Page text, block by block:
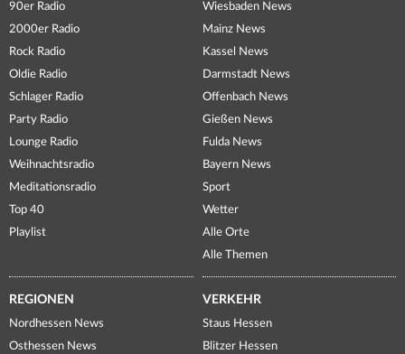
90er Radio
2000er Radio
Rock Radio
Oldie Radio
Schlager Radio
Party Radio
Lounge Radio
Weihnachtsradio
Meditationsradio
Top 40
Playlist
Wiesbaden News
Mainz News
Kassel News
Darmstadt News
Offenbach News
Gießen News
Fulda News
Bayern News
Sport
Wetter
Alle Orte
Alle Themen
REGIONEN
Nordhessen News
Osthessen News
VERKEHR
Staus Hessen
Blitzer Hessen